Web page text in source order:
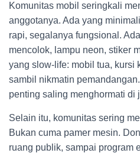
Komunitas mobil seringkali
anggotanya. Ada yang
rapi, segalanya fungsional.
mencolok, lampu neon, stiker
yang slow-life: mobil tua, kursi
sambil nikmatin
penting saling menghormati di
Selain itu, komunitas sering
Bukan cuma pamer mesin.
ruang publik, sampai program